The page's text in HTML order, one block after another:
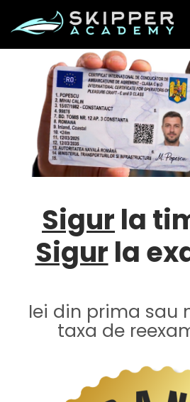
Sigur la
Sigur la
Iei din prima sau
taxa de